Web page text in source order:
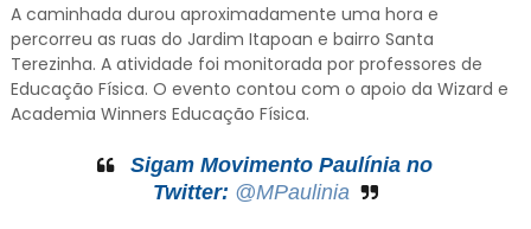
A caminhada durou aproximadamente uma hora e
percorreu as ruas do Jardim Itapoan e bairro Santa
Terezinha. A atividade foi monitorada por professores de
Educação Física. O evento contou com o apoio da Wizard e
Academia Winners Educação Física.
Sigam Movimento Paulínia no
Twitter: @MPaulinia